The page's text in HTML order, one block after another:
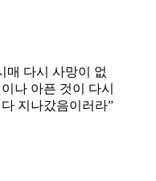
매 다시 사망이 없
나 아픈 것이 다시
지나갔음이러라”